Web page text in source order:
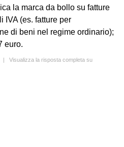
la marca da bollo su fatture
IVA (es. fatture per
di beni nel regime ordinario);
euro.
| Visualizza la risposta completa su